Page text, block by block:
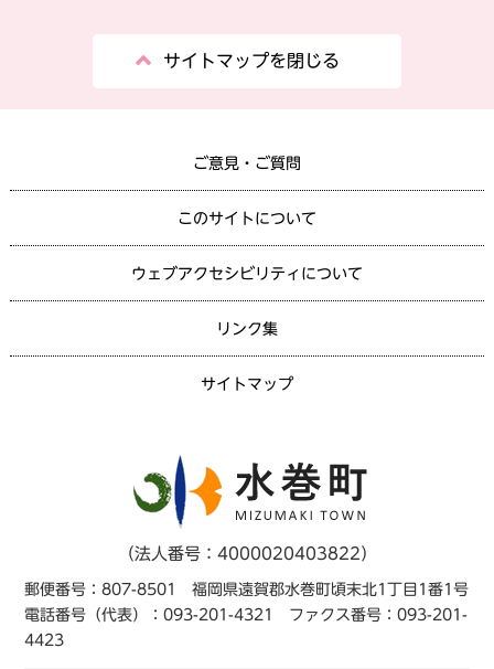
サイトマップを閉じる
ご意見・ご質問
このサイトについて
ウェブアクセシビリティについて
リンク集
サイトマップ
（法人番号：4000020403822）
郵便番号：807-8501 福岡県遠賀郡水巻町頃末北1丁目1番1号
電話番号（代表）：093-201-4321 ファクス番号：093-201-
4423